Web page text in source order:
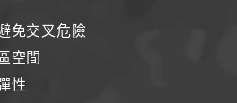
免交叉危險
空間
性